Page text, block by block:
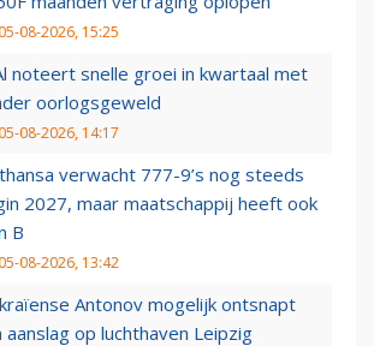
05-08-2026, 15:25
noteert snelle groei in kwartaal met
oorlogsgeweld
05-08-2026, 14:17
verwacht 777-9’s nog steeds
2027, maar maatschappij heeft ook
B
05-08-2026, 13:42
Antonov mogelijk ontsnapt
aanslag op luchthaven Leipzig